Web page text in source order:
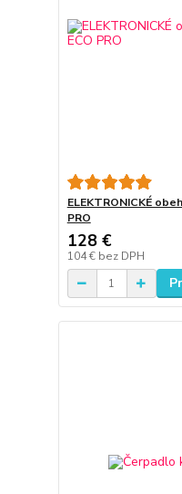
ELEKTRONICKÉ
PRO
128 €
104 € bez DPH